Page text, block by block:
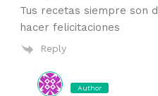
Tus recetas siempre son
hacer felicitaciones
Reply
Author